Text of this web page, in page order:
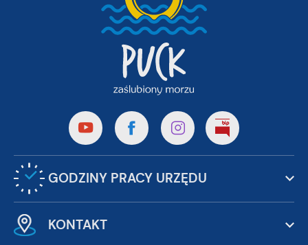
GODZINY PRACY URZĘDU
KONTAKT